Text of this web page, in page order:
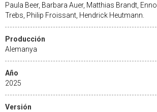
Paula Beer, Barbara Auer, Matthias Brandt, Enno
Trebs, Philip Froissant, Hendrick Heutmann.
Producción
Alemanya
Año
2025
Versión